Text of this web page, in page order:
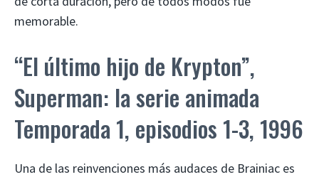
memorable.
“El último hijo de Krypton”,
Superman: la serie animada
Temporada 1, episodios 1-3, 1996
Una de las reinvenciones más audaces de Brainiac es